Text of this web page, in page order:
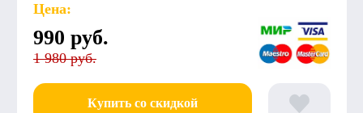
Цена:
990 руб.
1 980 руб.
Купить со скидкой